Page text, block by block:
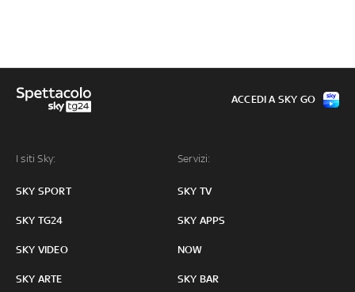
I siti Sky:
SKY SPORT
SKY TG24
SKY VIDEO
SKY ARTE
Servizi:
SKY TV
SKY APPS
NOW
SKY BAR
ACCEDI A SKY GO